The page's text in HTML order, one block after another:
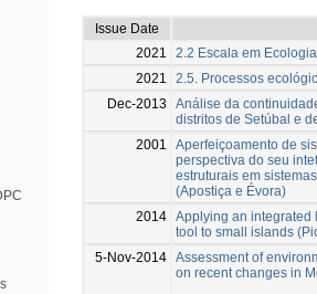
Issue Date
2021
2.2 Escala em
2021
2.5. Processos
Dec-2013
Análise da
distritos de Setúbal e
2001
Aperfeiçoamento de
perspectiva do seu
estruturais em
(Apostiça e Évora)
2014 Applying an integrated
tool to small islands
5-Nov-2014 Assessment of
on recent changes in